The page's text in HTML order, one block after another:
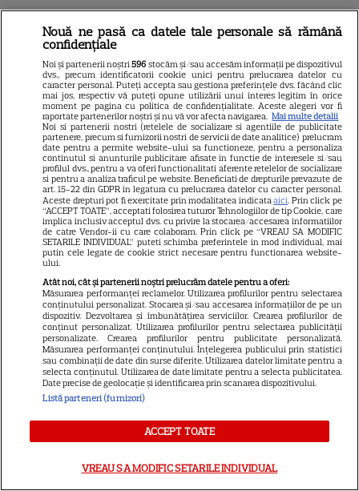
3
DISNEY PLUS
Care-i buna și care-i reaua?
Emmy Rossum revine
spectaculos pe Disney+ în
thrillerul psihologic „Furie și
seducție”
PRIME VIDEO
Ride or Die pe Prime Video.
Octavia Spencer și Hannah
Waddingham, într-un serial cu
asasini, umor și multă acțiune
6
SERIALE ONLINE
Cum arăta Pământul când
scorpionii aveau doi metri?
Documentarul „Surviving
Earth” vine pe SkyShowtime
ŞTIRI
Nouă ne pasă ca datele tale personale să rămână
confidențiale
Noi și partenerii noștri596 stocăm și/sau accesăm informații pe dispozitivul
dvs., precum identificatorii cookie unici pentru prelucrarea datelor cu
caracter personal. Puteți accepta sau gestiona preferințele dvs. făcând clic
mai jos, respectiv vă puteți opune utilizării unui interes legitim în orice
moment pe pagina cu politica de confidențialitate. Aceste alegeri vor fi
raportate partenerilor noștri și nu vă vor afecta navigarea. Mai multe detalii
Noi si partenerii nostri (retelele de socializare si agentiile de publicitate
partenere, precum si furnizorii nostri de servicii de date analitice) prelucram
date pentru a permite website-ului sa functioneze, pentru a personaliza
continutul si anunturile publicitare afisate in functie de interesele si/sau
profilul dvs., pentru a va oferi functionalitati aferente retelelor de socializare
si pentru a analiza traficul pe website. Beneficiati de drepturile prevazute de
art. 15-22 din GDPR in legatura cu prelucrarea datelor cu caracter personal.
Aceste drepturi pot fi exercitate prin modalitatea indicataaici. Prin click pe
“ACCEPT TOATE”, acceptati folosirea tuturor Tehnologiilor de tip Cookie, care
implica inclusiv acceptul dvs. cu privire la stocarea/accesarea informatiilor
de catre Vendor-ii cu care colaboram. Prin click pe “VREAU SA MODIFIC
SETARILE INDIVIDUAL” puteti schimba preferintele in mod individual, mai
putin cele legate de cookie strict necesare pentru functionarea website-
ului.
Atât noi, cât și partenerii noștri prelucrăm datele pentru a oferi:
Măsurarea performanței reclamelor. Utilizarea profilurilor pentru selectarea
conținutului personalizat. Stocarea și/sau accesarea informațiilor de pe un
dispozitiv. Dezvoltarea și îmbunătățirea serviciilor. Crearea profilurilor de
conținut personalizat. Utilizarea profilurilor pentru selectarea publicității
personalizate. Crearea profilurilor pentru publicitate personalizată.
Măsurarea performanței conținutului. Înțelegerea publicului prin statistici
sau combinații de date din surse diferite. Utilizarea datelor limitate pentru a
selecta conținutul. Utilizarea de date limitate pentru a selecta publicitatea.
Date precise de geolocație și identificarea prin scanarea dispozitivului.
Listă parteneri (furnizori)
ACCEPT TOATE
VREAU SA MODIFIC SETARILE INDIVIDUAL